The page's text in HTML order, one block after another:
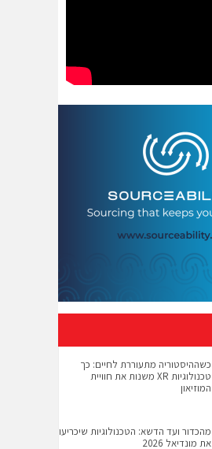
כשההיסטוריה מתעוררת לחיים: כך
טכנולוגיות XR משנות את חוויית
המוזיאון
מהכדור ועד הדשא: הטכנולוגיות שיכריעו
את מונדיאל 2026